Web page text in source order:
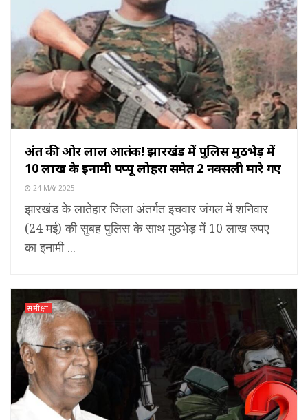
अंत की ओर लाल आतंक! झारखंड में पुलिस मुठभेड़ में
10 लाख के इनामी पप्पू लोहरा समेत 2 नक्सली मारे गए
24 MAY 2025
झारखंड के लातेहार जिला अंतर्गत इचवार जंगल में शनिवार
(24 मई) की सुबह पुलिस के साथ मुठभेड़ में 10 लाख रुपए
का इनामी ...
समीक्षा